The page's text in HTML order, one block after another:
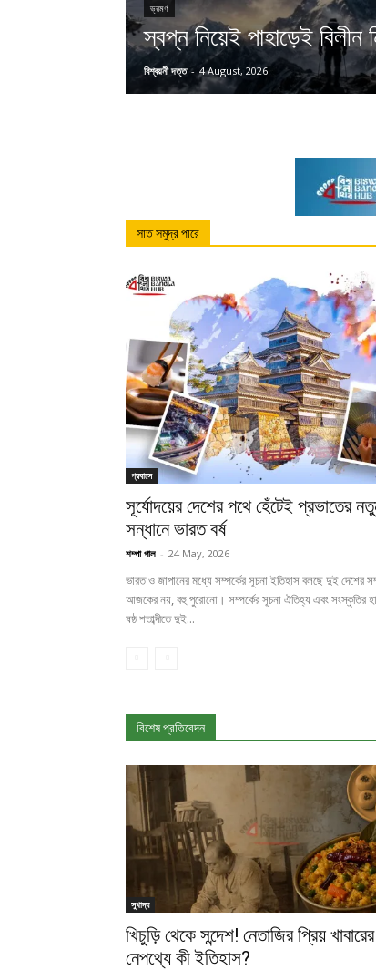
ভ্রমণ
স্বপ্ন নিয়েই পাহাড়েই বিলীন
বিশ্বয়নী দত্ত - 4 August, 2026
সাত সমুদ্র পারে
প্রবাসে
সূর্যোদয়ের দেশের পথে হেঁটেই প্রভাতের
সন্ধানে ভারত বর্ষ
শম্পা পাল - 24 May, 2026
ভারত ও জাপানের মধ্যে সম্পর্কের সূচনা ইতিহাস বলছে দুই দেশের
আজকের নয়, বহু পুরোনো। সম্পর্কের সূচনা ঐতিহ্য এবং সংস্কৃতির
ষষ্ঠ শতাব্দীতে দুই...
বিশেষ প্রতিবেদন
সুখাদ্য
খিচুড়ি থেকে সন্দেশ! নেতাজির প্রিয় খাবারের
নেপথ্যে কী ইতিহাস?